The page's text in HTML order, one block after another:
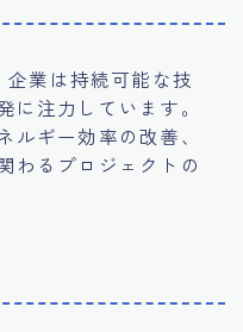
企業は持続可能な技
に注力しています。
ルギー効率の改善、
わるプロジェクトの